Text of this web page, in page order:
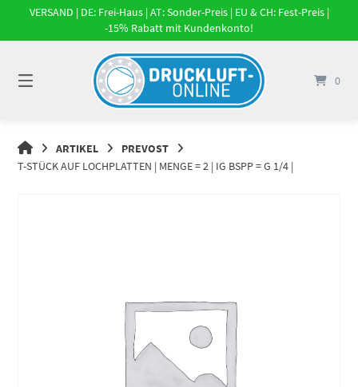
Springe
Inhalt
VERSAND | DE: Frei-Haus | AT: Sonder-Preis | EU & CH: Fest-Preis |
-15% Rabatt mit Kundenkonto!
0
DRUCKLUFT-
ONLINE
ARTIKEL
PREVOST
T-STÜCK AUF LOCHPLATTEN | MENGE = 2 | IG BSPP = G 1/4 |